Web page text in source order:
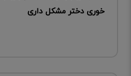
خوری دختر مشکل داری